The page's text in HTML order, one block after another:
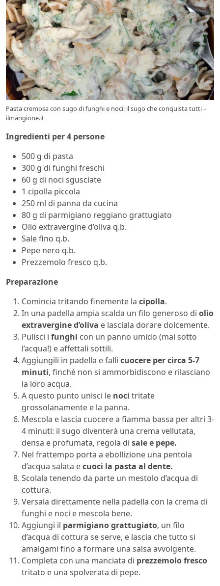
Pasta cremosa con sugo di funghi e noci: il sugo che conquista tutti –
ilmangione.it
Ingredienti per 4 persone
500 g di pasta
300 g di funghi freschi
60 g di noci sgusciate
1 cipolla piccola
250 ml di panna da cucina
80 g di parmigiano reggiano grattugiato
Olio extravergine d’oliva q.b.
Sale fino q.b.
Pepe nero q.b.
Prezzemolo fresco q.b.
Preparazione
Comincia tritando finemente la cipolla.
In una padella ampia scalda un filo generoso di olio
extravergine d’oliva e lasciala dorare dolcemente.
Pulisci i funghi con un panno umido (mai sotto
l’acqua!) e affettali sottili.
Aggiungili in padella e falli cuocere per circa 5-7
minuti, finché non si ammorbidiscono e rilasciano
la loro acqua.
A questo punto unisci le noci tritate
grossolanamente e la panna.
Mescola e lascia cuocere a fiamma bassa per altri 3-
4 minuti: il sugo diventerà una crema vellutata,
densa e profumata, regola di sale e pepe.
Nel frattempo porta a ebollizione una pentola
d’acqua salata ecuoci la pasta al dente.
Scolala tenendo da parte un mestolo d’acqua di
cottura.
Versala direttamente nella padella con la crema di
funghi e noci e mescola bene.
Aggiungi il parmigiano grattugiato, un filo
d’acqua di cottura se serve, e lascia che tutto si
amalgami fino a formare una salsa avvolgente.
Completa con una manciata di prezzemolo fresco
tritato e una spolverata di pepe.